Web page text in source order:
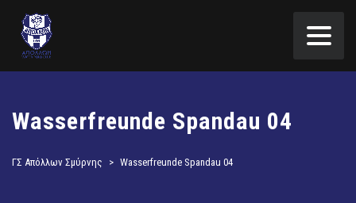
Wasserfreunde Spandau 04
ΓΣ Απόλλων Σμύρνης > Wasserfreunde Spandau 04